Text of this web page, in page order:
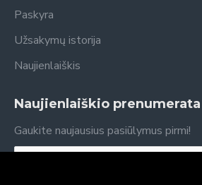
Paskyra
Užsakymų istorija
Naujienlaiškis
Naujienlaiškio prenumerata
Gaukite naujausius pasiūlymus pirmi!